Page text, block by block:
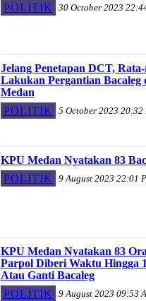
POLITIK
30 October 2023
Jelang Penetapan DCT,
Lakukan Pergantian Bacaleg
Medan
POLITIK
5 October 2023 20:32
KPU Medan Nyatakan 83
POLITIK
9 August 2023 22:01
KPU Medan Nyatakan 83
Parpol Diberi Waktu Hingga
Atau Ganti Bacaleg
POLITIK
9 August 2023 09:53